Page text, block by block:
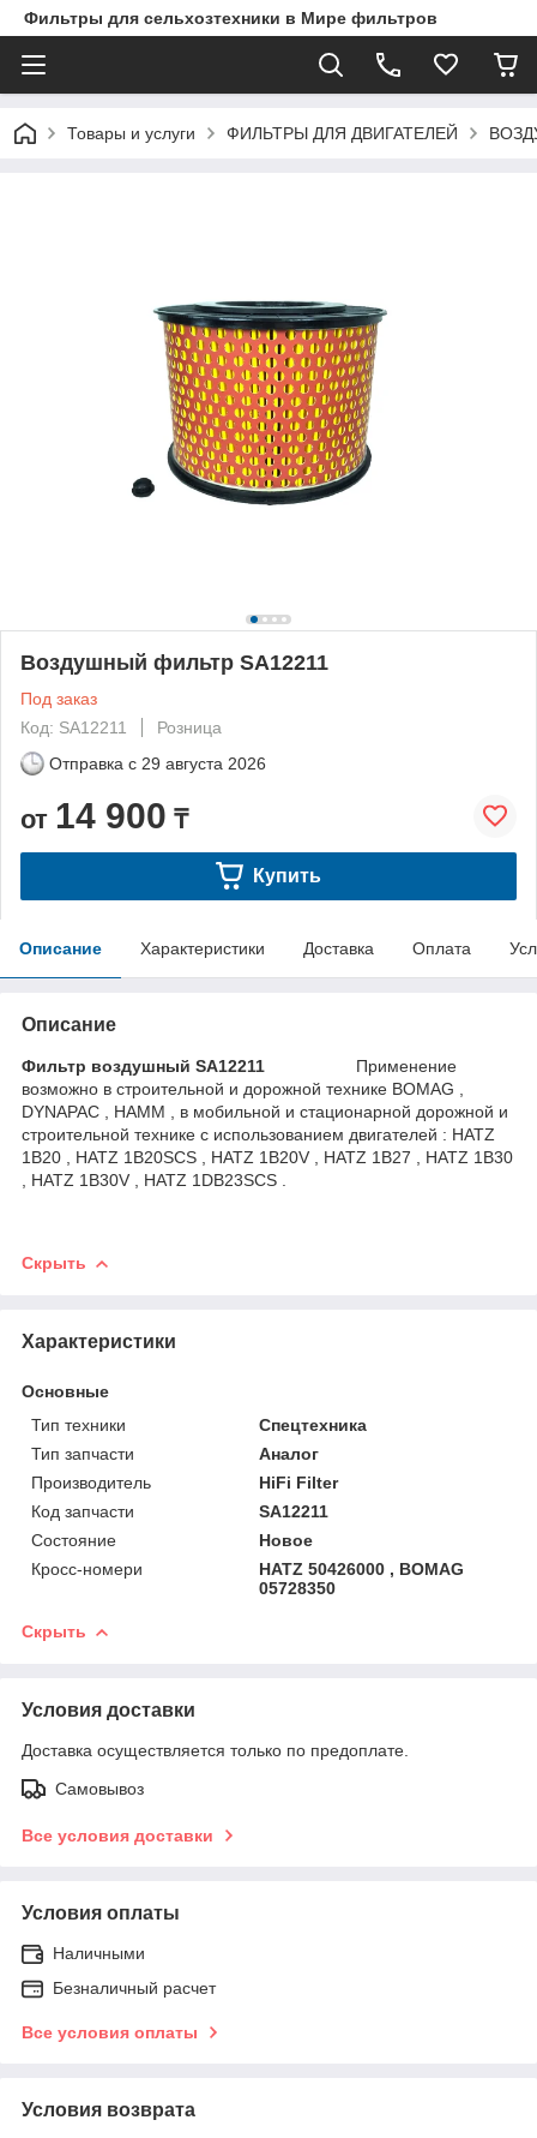
Фильтры для сельхозтехники в Мире фильтров
Товары и услуги ФИЛЬТРЫ ДЛЯ ДВИГАТЕЛЕЙ
Воздушный фильтр SA12211
Под заказ
Код: SA12211
Розница
Отправка с 29 августа 2026
от 14 900 ₸
Купить
Описание Характеристики Доставка Оплата
Описание
Фильтр воздушный SA12211 Применение
возможно в строительной и дорожной технике BOMAG ,
DYNAPAC , HAMM , в мобильной и стационарной дорожной и
строительной технике с использованием двигателей : HATZ
1B20 , HATZ 1B20SCS , HATZ 1B20V , HATZ 1B27 , HATZ 1B30
, HATZ 1B30V , HATZ 1DB23SCS .
Скрыть
Характеристики
Основные
Тип техники
Спецтехника
Тип запчасти
Аналог
Производитель
HiFi Filter
Код запчасти
SA12211
Состояние
Новое
Кросс-номери
HATZ 50426000 , BOMAG
05728350
Скрыть
Условия доставки
Доставка осуществляется только по предоплате.
Самовывоз
Все условия доставки
Условия оплаты
Наличными
Безналичный расчет
Все условия оплаты
Условия возврата